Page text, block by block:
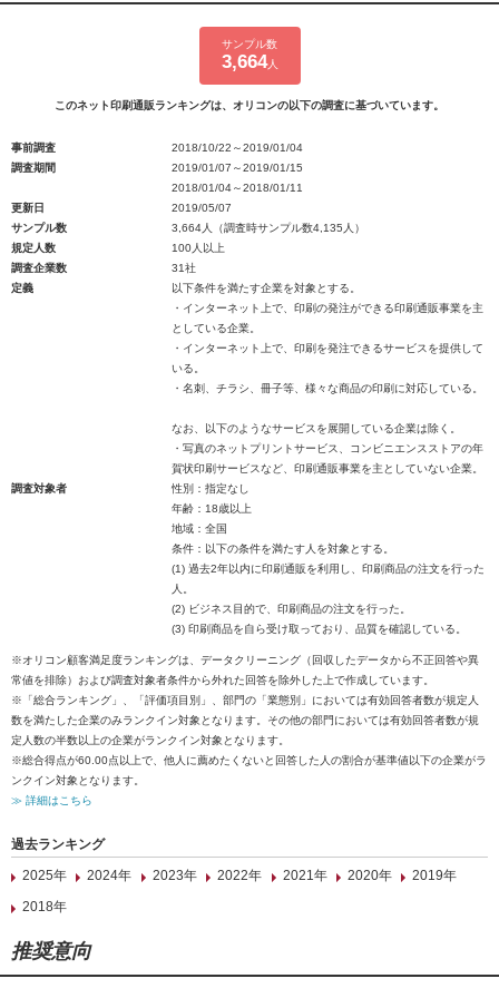
サンプル数
3,664人
このネット印刷通販ランキングは、オリコンの以下の調査に基づいています。
事前調査
2018/10/22～2019/01/04
調査期間
2019/01/07～2019/01/15
2018/01/04～2018/01/11
更新日
2019/05/07
サンプル数
3,664人（調査時サンプル数4,135人）
規定人数
100人以上
調査企業数
31社
定義
以下条件を満たす企業を対象とする。
・インターネット上で、印刷の発注ができる印刷通販事業を主
としている企業。
・インターネット上で、印刷を発注できるサービスを提供して
いる。
・名刺、チラシ、冊子等、様々な商品の印刷に対応している。
なお、以下のようなサービスを展開している企業は除く。
・写真のネットプリントサービス、コンビニエンスストアの年
賀状印刷サービスなど、印刷通販事業を主としていない企業。
調査対象者
性別：指定なし
年齢：18歳以上
地域：全国
条件：以下の条件を満たす人を対象とする。
(1) 過去2年以内に印刷通販を利用し、印刷商品の注文を行った
人。
(2) ビジネス目的で、印刷商品の注文を行った。
(3) 印刷商品を自ら受け取っており、品質を確認している。
※オリコン顧客満足度ランキングは、データクリーニング（回収したデータから不正回答や異
常値を排除）および調査対象者条件から外れた回答を除外した上で作成しています。
※「総合ランキング」、「評価項目別」、部門の「業態別」においては有効回答者数が規定人
数を満たした企業のみランクイン対象となります。その他の部門においては有効回答者数が規
定人数の半数以上の企業がランクイン対象となります。
※総合得点が60.00点以上で、他人に薦めたくないと回答した人の割合が基準値以下の企業がラ
ンクイン対象となります。
≫ 詳細はこちら
過去ランキング
2025年
2024年 2023年 2022年 2021年 2020年
2019年
2018年
推奨意向